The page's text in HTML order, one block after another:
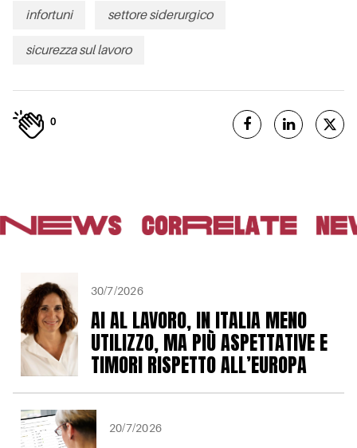
infortuni settore siderurgico
sicurezza sul lavoro
0
30/7/2026
AI AL LAVORO, IN ITALIA MENO
UTILIZZO, MA PIÙ ASPETTATIVE E
TIMORI RISPETTO ALL’EUROPA
20/7/2026